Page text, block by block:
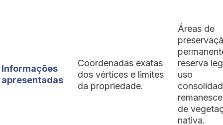
Informações
apresentadas
Coordenadas exatas
dos vértices e limites
da propriedade.
Áreas de
reserva
uso
de
nativa.